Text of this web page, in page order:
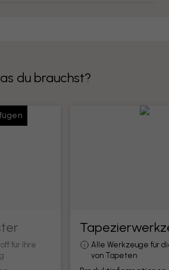
du brauchst?
für Ihre
Alle Werkzeuge für
von Tapeten